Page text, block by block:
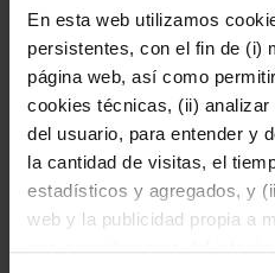
En esta web utilizamos
persistentes, con el fin de (i)
página web, así como
cookies técnicas, (ii)
del usuario, para entender y
la cantidad de visitas, el
estadísticos y agregados, y
web y la publicidad propia a
LIENS UTILES
Données